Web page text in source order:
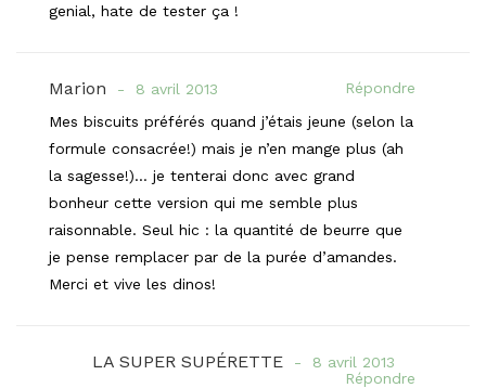
genial, hate de tester ça !
Marion 8 avril 2013
Répondre
Mes biscuits préférés quand j’étais jeune (selon la
formule consacrée!) mais je n’en mange plus (ah
la sagesse!)… je tenterai donc avec grand
bonheur cette version qui me semble plus
raisonnable. Seul hic : la quantité de beurre que
je pense remplacer par de la purée d’amandes.
Merci et vive les dinos!
LA SUPER SUPÉRETTE
8 avril 2013
Répondre